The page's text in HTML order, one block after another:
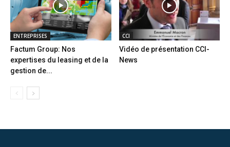
ENTREPRISES
Factum Group: Nos
expertises du leasing et de la
gestion de...
CCI
Vidéo de présentation CCI-
News